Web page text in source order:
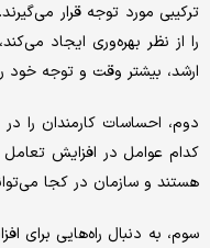
ترکیبی مورد توجه قرار
را از نظر بهره‌‌وری ایجاد
ارشد، بیشتر وقت و توجه خود
دوم، احساسات کارمندان را
کدام عوامل در افزایش
هستند و سازمان در کجا
سوم، به‌‌ دنبال راه‌هایی برای